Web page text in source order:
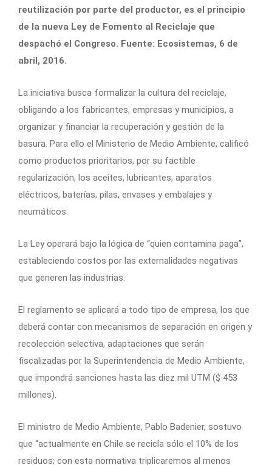
reutilización por parte del productor, es el principio
de la nueva Ley de Fomento al Reciclaje que
despachó el Congreso. Fuente: Ecosistemas, 6 de
abril, 2016.
La iniciativa busca formalizar la cultura del reciclaje,
obligando a los fabricantes, empresas y municipios, a
organizar y financiar la recuperación y gestión de la
basura. Para ello el Ministerio de Medio Ambiente, calificó
como productos prioritarios, por su factible
regularización, los aceites, lubricantes, aparatos
eléctricos, baterías, pilas, envases y embalajes y
neumáticos.
La Ley operará bajo la lógica de “quien contamina paga”,
estableciendo costos por las externalidades negativas
que generen las industrias.
El reglamento se aplicará a todo tipo de empresa, los que
deberá contar con mecanismos de separación en origen y
recolección selectiva, adaptaciones que serán
fiscalizadas por la Superintendencia de Medio Ambiente,
que impondrá sanciones hasta las diez mil UTM ($ 453
millones).
El ministro de Medio Ambiente, Pablo Badenier, sostuvo
que “actualmente en Chile se recicla sólo el 10% de los
residuos; con esta normativa triplicaremos al menos